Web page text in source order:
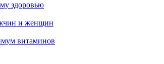
здоровью
и женщин
витаминов